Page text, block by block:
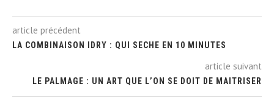
article précédent
LA COMBINAISON IDRY : QUI SECHE EN 10 MINUTES
article suivant
LE PALMAGE : UN ART QUE L’ON SE DOIT DE MAITRISER